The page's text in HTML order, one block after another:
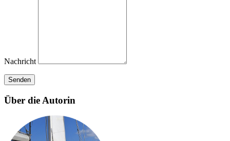
Nachricht
Senden
Über die Autorin